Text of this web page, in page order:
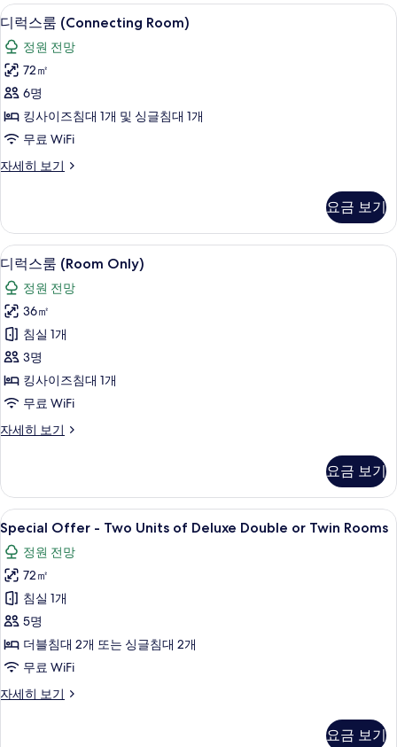
모
두
보
기
(Free
Airport
Transfer)
자
히
보
기
디
럭
스
룸
(Connecting
Room)
사
진
보
기
미니바, 객실 내 금고, 책상, 노트북 작
6
디럭스룸 (Connecting Room)
정원 전망
72㎡
6명
킹사이즈침대 1개 및 싱글침대 1개
무료 WiFi
자세히 보기
디
(Connecting
Room)
자
세
히
보
기
요금 보기
디
럭
스
룸
(Room
Only)
사
진
모
기
미니바, 객실 내 금고, 책상, 노트북 작
7
디럭스룸 (Room Only)
정원 전망
36㎡
침실 1개
3명
킹사이즈침대 1개
무료 WiFi
자세히 보기
디
(Room
Only)
자
세
히
보
기
요금 보기
Special
Offer
-
Two
Units
of
Deluxe
Double
Twin
미니바, 객실 내 금고, 책상, 노트북 작
7
Special Offer - Two Units of Deluxe Double or Twin Rooms
정원 전망
72㎡
침실 1개
5명
더블침대 2개 또는 싱글침대 2개
무료 WiFi
자세히 보기
Special
요금 보기